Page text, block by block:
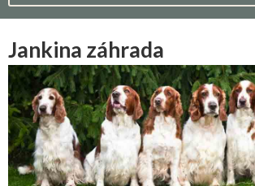
Jankina záhrada